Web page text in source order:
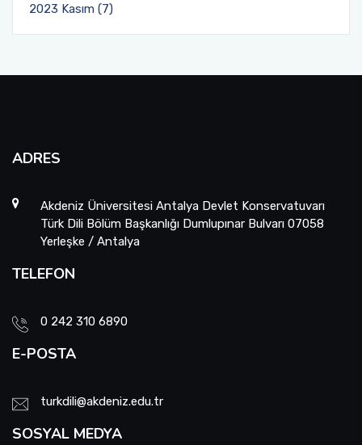
2023 Kasım (7)
ADRES
Akdeniz Üniversitesi Antalya Devlet Konservatuvarı
Türk Dili Bölüm Başkanlığı Dumlupınar Bulvarı 07058
Yerleşke / Antalya
TELEFON
0 242 310 6890
E-POSTA
turkdili@akdeniz.edu.tr
SOSYAL MEDYA